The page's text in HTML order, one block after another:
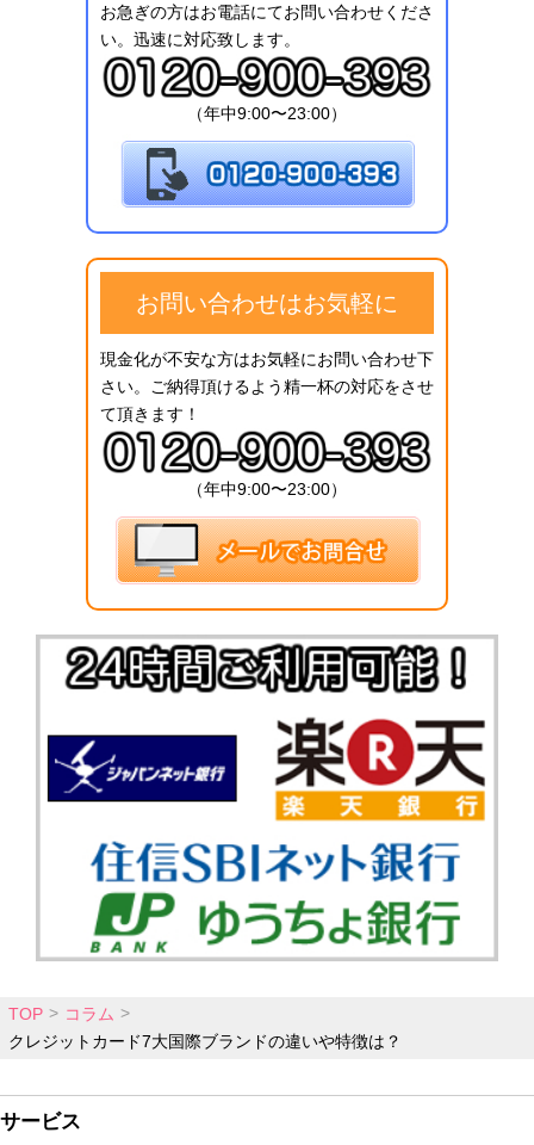
お急ぎの方はお電話にてお問い合わせくださ
い。迅速に対応致します。
（年中9:00〜23:00）
お問い合わせはお気軽に
現金化が不安な方はお気軽にお問い合わせ下
さい。ご納得頂けるよう精一杯の対応をさせ
て頂きます！
（年中9:00〜23:00）
TOP
コラム
クレジットカード7大国際ブランドの違いや特徴は？
サービス